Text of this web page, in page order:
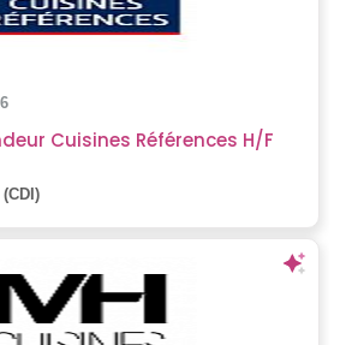
Cuisines Références H/F